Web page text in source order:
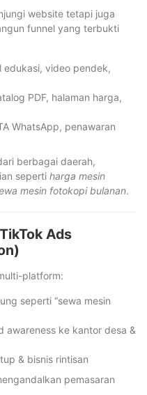
website tetapi juga
funnel yang terbukti
edukasi, video pendek,
PDF, halaman harga,
WhatsApp, penawaran
berbagai daerah,
seperti harga mesin
mesin fotokopi bulanan.
Ads
platform:
seperti “sewa mesin
awareness ke kantor desa &
& bisnis rintisan
pemasaran